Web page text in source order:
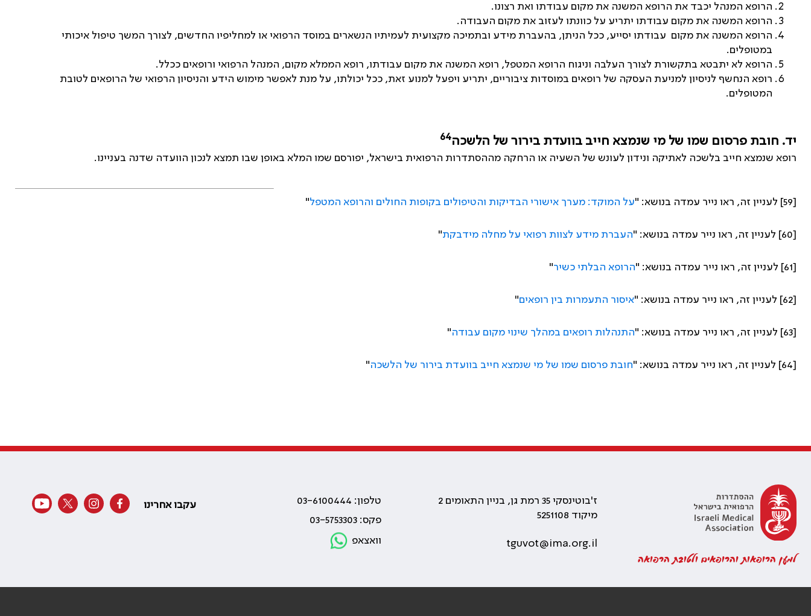
הרופא המנהל יכבד את הרופא המשנה את מקום עבודתו ואת רצונו.
הרופא המשנה את מקום עבודתו יתריע על כוונתו לעזוב את מקום העבודה.
הרופא המשנה את מקום עבודתו יסייע, ככל הניתן, בהעברת מידע ובתמיכה מקצועית לעמיתיו הנשארים במוסד הרפואי או למחליפיו החדשים, לצורך המשך טיפול איכותי
במטופלים.
הרופא לא יתבטא בתקשורת לצורך העלבה וניגוח הרופא המטפל, רופא המשנה את מקום עבודתו, רופא הממלא מקום, המנהל הרפואי ורופאים ככלל.
רופא הנחשף לניסיון למניעת העסקה של רופאים במוסדות ציבוריים, יתריע ויפעל למנוע זאת, ככל יכולתו, על מנת לאפשר מימוש הידע והניסיון הרפואי של הרופאים לטובת
המטופלים.
יד. חובת פרסום שמו של מי שנמצא חייב בוועדת בירור של הלשכה64
רופא שנמצא חייב בלשכה לאתיקה ונידון לעונש של השעיה או הרחקה מההסתדרות הרפואית בישראל, יפורסם שמו המלא באופן שבו תמצא לנכון הוועדה שדנה בעניינו.
[59] לעניין זה, ראו נייר עמדה בנושא: " על המוקד: מערך אישורי הבדיקות והטיפולים בקופות החולים והרופא המטפל"
[60] לעניין זה, ראו נייר עמדה בנושא: " העברת מידע לצוות רפואי על מחלה מידבקת"
[61] לעניין זה, ראו נייר עמדה בנושא: " הרופא הבלתי כשיר"
[62] לעניין זה, ראו נייר עמדה בנושא: " איסור התעמרות בין רופאים"
[63] לעניין זה, ראו נייר עמדה בנושא: " התנהלות רופאים במהלך שינוי מקום עבודה"
[64] לעניין זה, ראו נייר עמדה בנושא: " חובת פרסום שמו של מי שנמצא חייב בוועדת בירור של הלשכה"
למען הרופאות והרופאים ולטובת הרפואה
ז'בוטינסקי 35 רמת גן, בניין התאומים 2
מיקוד 5251108
tguvot@ima.org.il
טלפון: 03-6100444
פקס: 03-5753303
וואצאפ
עקבו אחרינו